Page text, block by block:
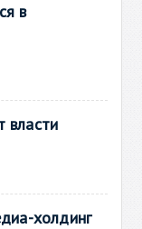
в
власти
холдинг